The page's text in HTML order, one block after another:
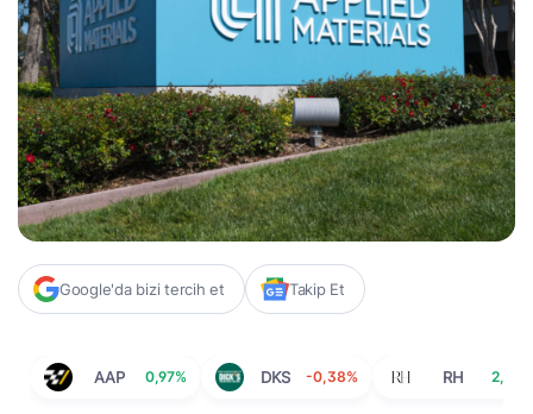
Google'da bizi tercih et Takip Et
AAP 0,97% DKS -0,38% RH 2,11%